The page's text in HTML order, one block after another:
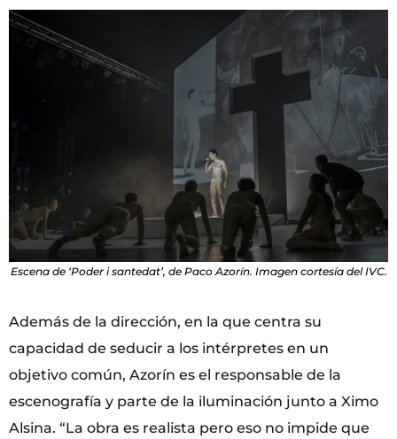
Escena de ‘Poder i santedat’, de Paco Azorín. Imagen cortesía del IVC.
Además de la dirección, en la que centra su
capacidad de seducir a los intérpretes en un
objetivo común, Azorín es el responsable de la
escenografía y parte de la iluminación junto a Ximo
Alsina. “La obra es realista pero eso no impide que